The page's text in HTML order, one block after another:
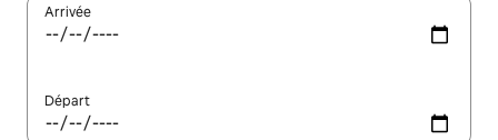
Arrivée
Départ